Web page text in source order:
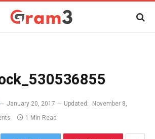
January 20, 2017 Updated:
November 8,
1 Min Read